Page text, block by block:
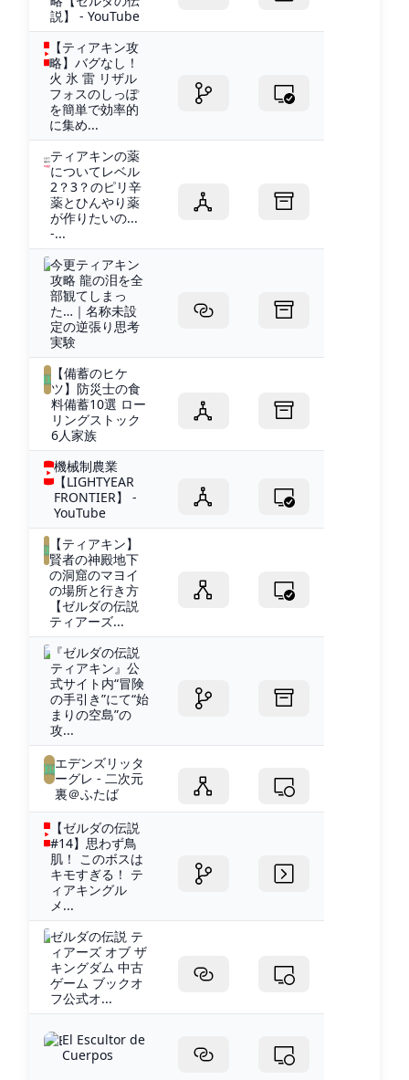
説】 - YouTube
【ティアキン攻
略】バグなし！
火 氷 雷 リザル
フォスのしっぽ
を簡単で効率的
に集め...
ティアキンの薬
についてレベル
2？3？のピリ辛
薬とひんやり薬
が作りたいの...
-...
今更ティアキン
攻略 龍の泪を全
部観てしまっ
た…｜名称未設
定の逆張り思考
実験
【備蓄のヒケ
ツ】防災士の食
料備蓄10選 ロー
リングストック
6人家族
機械制農業
【LIGHTYEAR
FRONTIER】 -
YouTube
【ティアキン】
賢者の神殿地下
の洞窟のマヨイ
の場所と行き方
【ゼルダの伝説
ティアーズ...
『ゼルダの伝説
ティアキン』公
式サイト内“冒険
の手引き”にて“始
まりの空島”の
攻...
エデンズリッタ
ーグレ - 二次元
裏＠ふたば
【ゼルダの伝説
#14】思わず鳥
肌！ このボスは
キモすぎる！ テ
ィアキングル
メ...
ゼルダの伝説 テ
ィアーズ オブ ザ
キングダム 中古
ゲーム ブックオ
フ公式オ...
El Escultor de
Cuerpos